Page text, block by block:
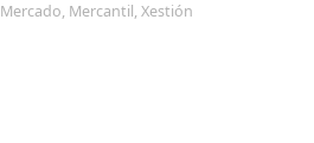
Mercado, Mercantil, Xestión